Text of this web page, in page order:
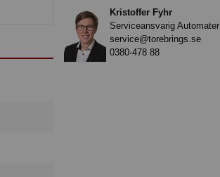
Kristoffer Fyhr
Serviceansvarig Automater
service@torebrings.se
0380-478 88